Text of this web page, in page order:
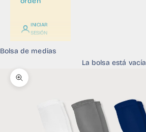
INICIAR
SESIÓN
Bolsa de medias
La bolsa está vacía
Zoom